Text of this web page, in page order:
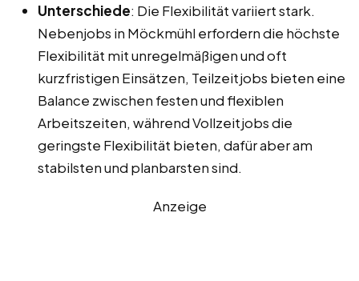
Unterschiede: Die Flexibilität variiert stark.
Nebenjobs in Möckmühl erfordern die höchste
Flexibilität mit unregelmäßigen und oft
kurzfristigen Einsätzen, Teilzeitjobs bieten eine
Balance zwischen festen und flexiblen
Arbeitszeiten, während Vollzeitjobs die
geringste Flexibilität bieten, dafür aber am
stabilsten und planbarsten sind.
Anzeige